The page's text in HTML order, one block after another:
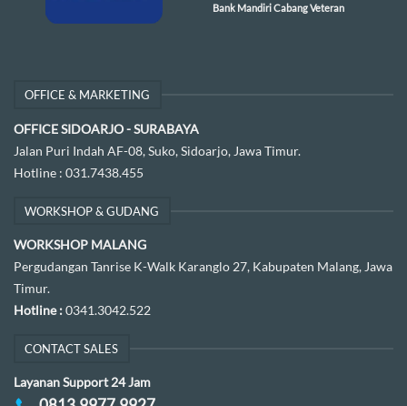
Bank Mandiri Cabang Veteran
OFFICE & MARKETING
OFFICE SIDOARJO - SURABAYA
Jalan Puri Indah AF-08, Suko, Sidoarjo, Jawa Timur.
Hotline : 031.7438.455
WORKSHOP & GUDANG
WORKSHOP MALANG
Pergudangan Tanrise K-Walk Karanglo 27, Kabupaten Malang, Jawa
Timur.
Hotline :0341.3042.522
CONTACT SALES
Layanan Support 24 Jam